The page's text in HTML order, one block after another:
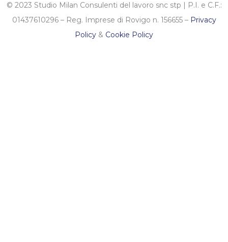
© 2023 Studio Milan Consulenti del lavoro snc stp | P.I. e C.F.:
01437610296 – Reg. Imprese di Rovigo n. 156655 – Privacy
Policy & Cookie Policy